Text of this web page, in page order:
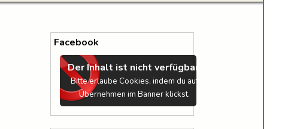
Facebook
Der Inhalt ist nicht verfügbar.
Bitte erlaube Cookies, indem du auf
Übernehmen im Banner klickst.